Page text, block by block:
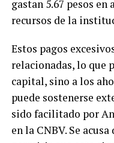
gastan 5.67 pesos
recursos de la
Estos pagos
relacionadas, lo que
capital, sino a los
puede sostenerse
sido facilitado por
en la CNBV. Se